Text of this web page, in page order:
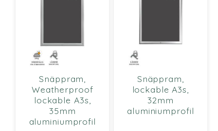
Snäppram,
Weatherproof
lockable A3s,
35mm
aluminiumprofil
Snäppram,
lockable A3s,
32mm
aluminiumprofil